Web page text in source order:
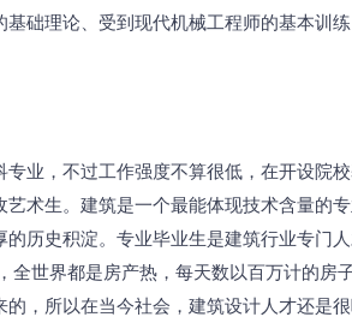
础理论、受到现代机械工程师的基本训
业，不过工作强度不算很低，在开设院
术生。建筑是一个最能体现技术含量的
历史积淀。专业毕业生是建筑行业专门
全世界都是房产热，每天数以百万计的房
，所以在当今社会，建筑设计人才还是很